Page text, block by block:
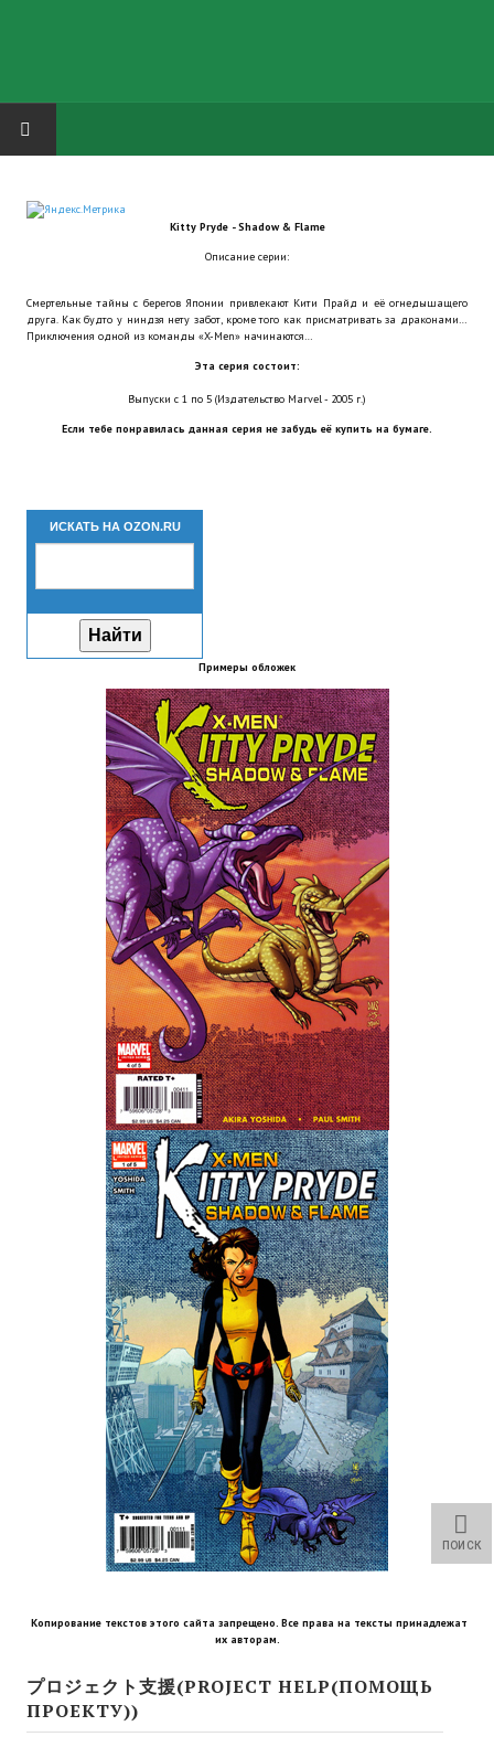
Русская биржа
Теневой кардинал для Обливиона
Aliens vs Predator 2 (Русские субтитры)
Новый ГГ
Работы Alexandra10
Kitana HGEC
Apella CBBE SSE BodySlide (with Physics)
Apella 2.0 CBBE SSE BodySlide (with Physics)
Kitana CBBE SSE BodySlide (with Physics)
Nekomimi
New Light Skyrim SE
SB Corset Armor CBBE SSE BodySlide (with Physics)
Wedding Wear CBBE SSE BodySlide (with Physics)
Работы Тестера 55
Наёмный оборотень
Небесный воин
Немного героев меча и магии
Расширенная версия Х3
REBalance
Работы Kuroneko
Doom 3 Remaster Fan Edition
X2 - The Threat Remaster Fan Edition
Quake III Arena Remaster Fan Edition
Star Trek Voyager Elite Force Remaster Fan Edition
Sacred Gold Remaster Fan Edition
Aliens versus Predator 1 Remaster Fan Edition
Age of Pirates: Caribbean Tales Remaster Fan Edition
Корсары 3 Сундук мертвеца Remaster Fan Edition
Kitty Pryde - Shadow & Flame
Описание серии:
Смертельные тайны с берегов Японии привлекают Кити Прайд и её огнедышащего
друга. Как будто у ниндзя нету забот, кроме того как присматривать за драконами…
Приключения одной из команды «X-Men» начинаются…
Эта серия состоит:
Выпуски с 1 по 5 (Издательство Marvel - 2005 г.)
Если тебе понравилась данная серия не забудь её купить на бумаге.
ИСКАТЬ НА OZON.RU
Примеры обложек
Копирование текстов этого сайта запрещено. Все права на тексты принадлежат
их авторам.
プロジェクト支援(PROJECT HELP(ПОМОЩЬ
ПРОЕКТУ))
ПОИСК